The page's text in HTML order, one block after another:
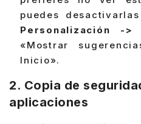
puedes
Personalización ->
«Mostrar
Inicio».
2. Copia de
aplicaciones